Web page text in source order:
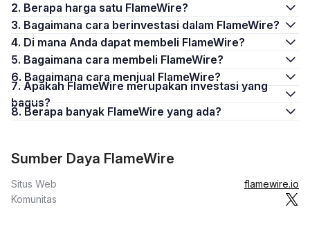
2. Berapa harga satu FlameWire?
3. Bagaimana cara berinvestasi dalam FlameWire?
4. Di mana Anda dapat membeli FlameWire?
5. Bagaimana cara membeli FlameWire?
6. Bagaimana cara menjual FlameWire?
7. Apakah FlameWire merupakan investasi yang
bagus?
8. Berapa banyak FlameWire yang ada?
Sumber Daya FlameWire
Situs Web
flamewire.io
Komunitas